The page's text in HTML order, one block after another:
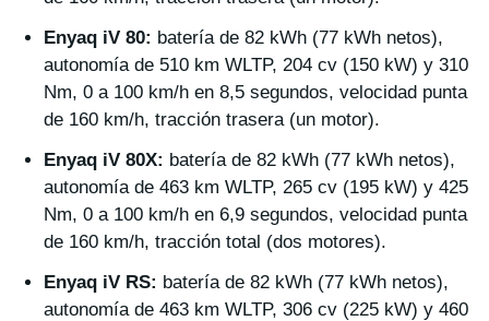
Enyaq iV 80: batería de 82 kWh (77 kWh netos),
autonomía de 510 km WLTP, 204 cv (150 kW) y 310
Nm, 0 a 100 km/h en 8,5 segundos, velocidad punta
de 160 km/h, tracción trasera (un motor).
Enyaq iV 80X: batería de 82 kWh (77 kWh netos),
autonomía de 463 km WLTP, 265 cv (195 kW) y 425
Nm, 0 a 100 km/h en 6,9 segundos, velocidad punta
de 160 km/h, tracción total (dos motores).
Enyaq iV RS: batería de 82 kWh (77 kWh netos),
autonomía de 463 km WLTP, 306 cv (225 kW) y 460